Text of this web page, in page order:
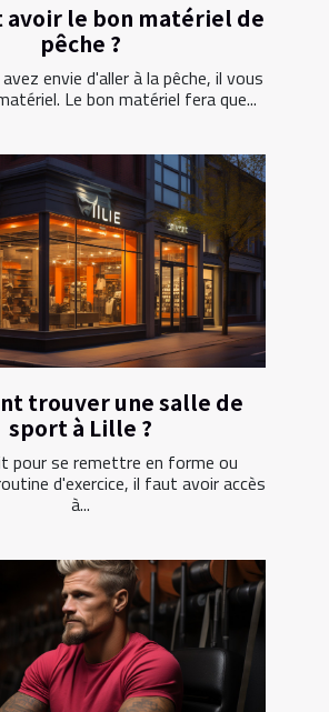
avoir le bon matériel de
pêche ?
envie d'aller à la pêche, il vous
Le bon matériel fera que...
trouver une salle de
sport à Lille ?
pour se remettre en forme ou
d'exercice, il faut avoir accès
à...